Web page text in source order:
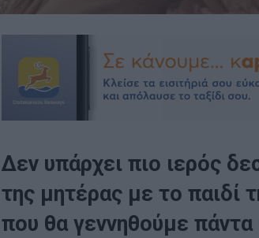
Δεν υπάρχει πιο ιερός
της μητέρας με το παιδί
που θα γεννηθούμε πάντα